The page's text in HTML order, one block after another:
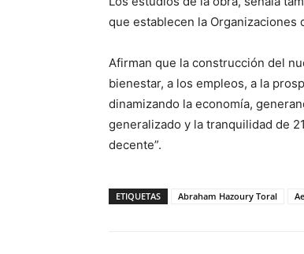
que establecen la Organizaciones
Afirman que la construcción del
bienestar, a los empleos, a la
dinamizando la economía,
generalizado y la tranquilidad de
decente”.
ETIQUETAS Abraham Hazoury Toral